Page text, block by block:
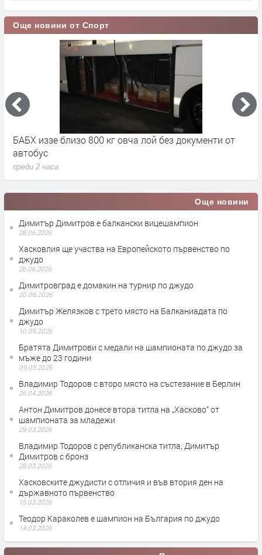
Още новини от Спорт
БАБХ иззе близо 800 кг овча лой без документи от
автобус
преди 2 часа
Още новини
Димитър Димитров е балкански вицешампион
28.06.2026
Хасковлия ще участва на Европейското първенство по
джудо
26.06.2026
Димитровград е домакин на турнир по джудо
20.06.2026
Димитър Желязков с трето място на Балканиадата по
джудо
10.05.2026
Братята Димитрови с медали на шампионата по джудо за
мъже до 23 години
09.05.2026
Владимир Тодоров с второ място на състезание в Берлин
26.04.2026
Антон Димитров донесе втора титла на „Хасково“ от
шампионата за младежи
29.03.2026
Владимир Тодоров с републиканска титла, Димитър
Димитров с бронз
28.03.2026
Хасковските джудисти с отличия и във втория ден на
държавното първенство
15.03.2026
Теодор Караколев е шампион на България по джудо
14.03.2026